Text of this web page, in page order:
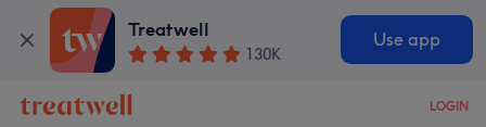
Treatwell
130K
Use app
LOGIN